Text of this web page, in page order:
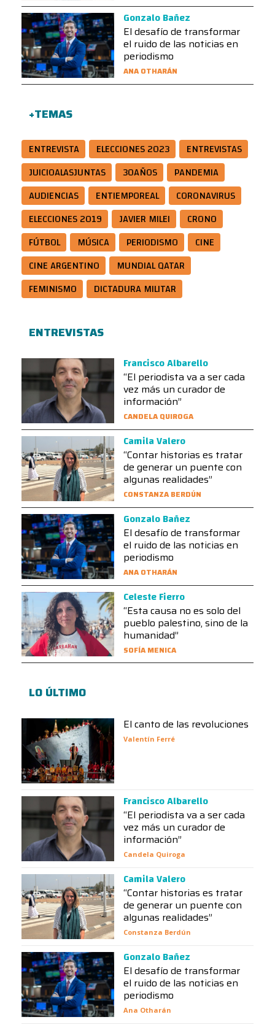
Gonzalo Bañez
El desafío de transformar
el ruido de las noticias en
periodismo
ANA OTHARÁN
+TEMAS
ENTREVISTA ELECCIONES 2023
ENTREVISTAS
JUICIOALASJUNTAS
30AÑOS
PANDEMIA
AUDIENCIAS
ENTIEMPOREAL
CORONAVIRUS
ELECCIONES 2019
JAVIER MILEI
CRONO
FÚTBOL
MÚSICA PERIODISMO
CINE
CINE ARGENTINO
MUNDIAL QATAR
FEMINISMO
DICTADURA MILITAR
ENTREVISTAS
Francisco Albarello
“El periodista va a ser cada
vez más un curador de
información”
CANDELA QUIROGA
Camila Valero
“Contar historias es tratar
de generar un puente con
algunas realidades”
CONSTANZA BERDÚN
Gonzalo Bañez
El desafío de transformar
el ruido de las noticias en
periodismo
ANA OTHARÁN
Celeste Fierro
“Esta causa no es solo del
pueblo palestino, sino de la
humanidad”
SOFÍA MENICA
LO ÚLTIMO
El canto de las revoluciones
Valentín Ferré
Francisco Albarello
“El periodista va a ser cada
vez más un curador de
información”
Candela Quiroga
Camila Valero
“Contar historias es tratar
de generar un puente con
algunas realidades”
Constanza Berdún
Gonzalo Bañez
El desafío de transformar
el ruido de las noticias en
periodismo
Ana Otharán